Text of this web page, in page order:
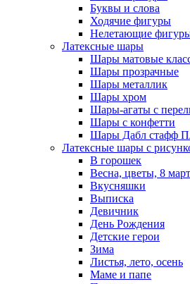
Буквы и слова
Ходячие фигуры
Нелетающие
Латексные шары
Шары матовые
Шары прозрачные
Шары металлик
Шары хром
Шары-агаты с
Шары с конфетти
Шары Дабл стафф
Латексные шары с
В горошек
Весна, цветы, 8
Вкусняшки
Выписка
Девичник
День Рождения
Детские герои
Зима
Листья, лето, осень
Маме и папе